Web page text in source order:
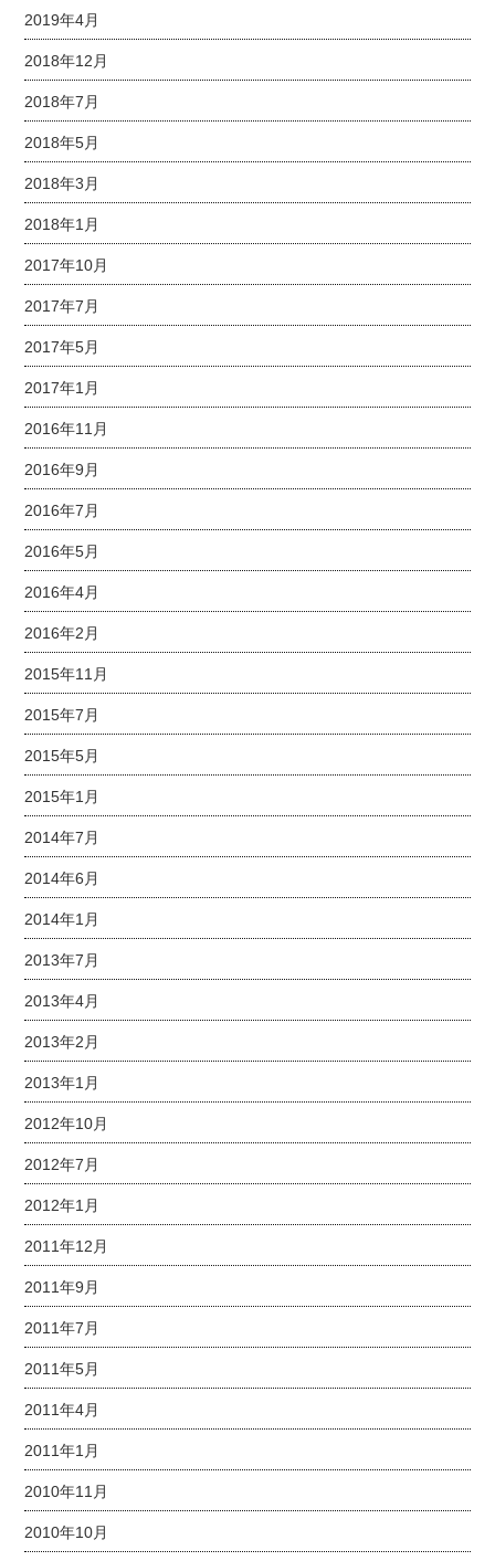
2019年4月
2018年12月
2018年7月
2018年5月
2018年3月
2018年1月
2017年10月
2017年7月
2017年5月
2017年1月
2016年11月
2016年9月
2016年7月
2016年5月
2016年4月
2016年2月
2015年11月
2015年7月
2015年5月
2015年1月
2014年7月
2014年6月
2014年1月
2013年7月
2013年4月
2013年2月
2013年1月
2012年10月
2012年7月
2012年1月
2011年12月
2011年9月
2011年7月
2011年5月
2011年4月
2011年1月
2010年11月
2010年10月